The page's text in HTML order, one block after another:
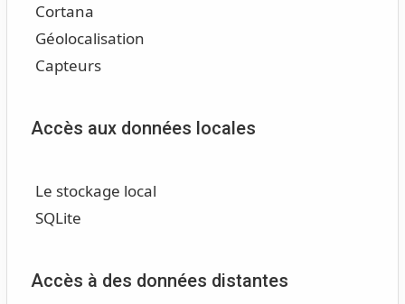
Cortana
Géolocalisation
Capteurs
Accès aux données locales
Le stockage local
SQLite
Accès à des données distantes